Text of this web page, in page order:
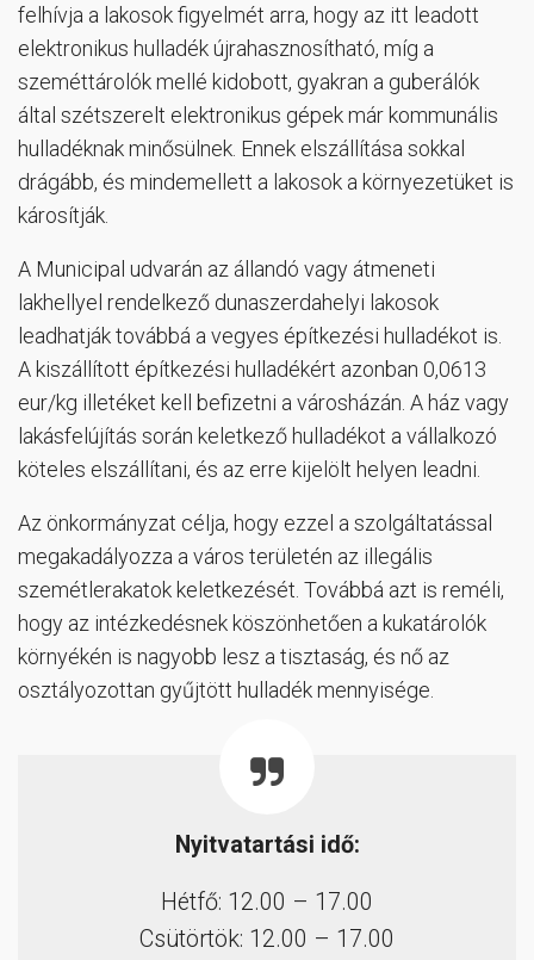
felhívja a lakosok figyelmét arra, hogy az itt leadott
elektronikus hulladék újrahasznosítható, míg a
szeméttárolók mellé kidobott, gyakran a guberálók
által szétszerelt elektronikus gépek már kommunális
hulladéknak minősülnek. Ennek elszállítása sokkal
drágább, és mindemellett a lakosok a környezetüket is
károsítják.
A Municipal udvarán az állandó vagy átmeneti
lakhellyel rendelkező dunaszerdahelyi lakosok
leadhatják továbbá a vegyes építkezési hulladékot is.
A kiszállított építkezési hulladékért azonban 0,0613
eur/kg illetéket kell befizetni a városházán. A ház vagy
lakásfelújítás során keletkező hulladékot a vállalkozó
köteles elszállítani, és az erre kijelölt helyen leadni.
Az önkormányzat célja, hogy ezzel a szolgáltatással
megakadályozza a város területén az illegális
szemétlerakatok keletkezését. Továbbá azt is reméli,
hogy az intézkedésnek köszönhetően a kukatárolók
környékén is nagyobb lesz a tisztaság, és nő az
osztályozottan gyűjtött hulladék mennyisége.
Nyitvatartási idő:
Hétfő: 12.00 – 17.00
Csütörtök: 12.00 – 17.00